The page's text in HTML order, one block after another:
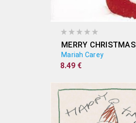
MERRY CHRISTMAS
Mariah Carey
8.49 €